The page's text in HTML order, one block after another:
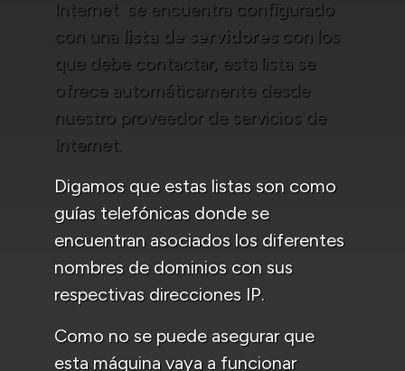
Internet se encuentra configurado
con una lista de servidorescon los
que debe contactar, esta lista se
ofrece automáticamente desde
nuestro proveedor de servicios de
Internet.
Digamos que estas listas son como
guías telefónicas donde se
encuentran asociados los diferentes
nombres de dominios con sus
respectivas direcciones IP.
Como no se puede asegurar que
esta máquina vaya a funcionar